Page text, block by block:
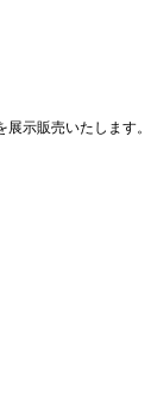
示販売いたします。